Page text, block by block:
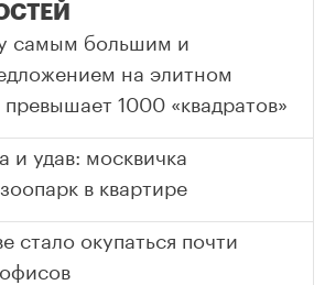
самым большим и
на элитном
1000 «квадратов»
и удав: москвичка
в квартире
стало окупаться почти